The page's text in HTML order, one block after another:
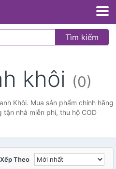
Tìm kiếm
khôi (0)
Khôi. Mua sản phẩm chính hãng
nhà miễn phí, thu hộ COD
Theo